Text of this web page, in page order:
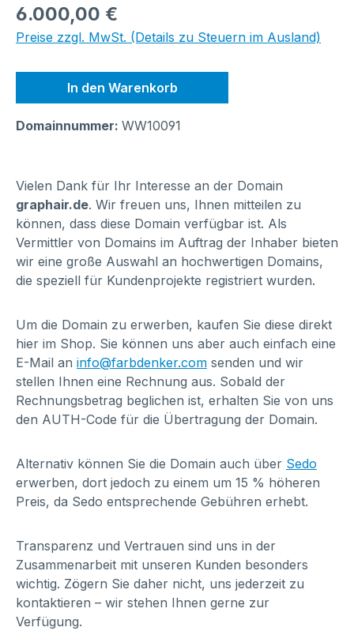
Regulärer Preis:
6.000,00 €
Preise zzgl. MwSt. (Details zu Steuern im Ausland)
In den Warenkorb
Domainnummer: WW10091
Vielen Dank für Ihr Interesse an der Domain
graphair.de. Wir freuen uns, Ihnen mitteilen zu
können, dass diese Domain verfügbar ist. Als
Vermittler von Domains im Auftrag der Inhaber bieten
wir eine große Auswahl an hochwertigen Domains,
die speziell für Kundenprojekte registriert wurden.
Um die Domain zu erwerben, kaufen Sie diese direkt
hier im Shop. Sie können uns aber auch einfach eine
E-Mail an info@farbdenker.com senden und wir
stellen Ihnen eine Rechnung aus. Sobald der
Rechnungsbetrag beglichen ist, erhalten Sie von uns
den AUTH-Code für die Übertragung der Domain.
Alternativ können Sie die Domain auch über Sedo
erwerben, dort jedoch zu einem um 15 % höheren
Preis, da Sedo entsprechende Gebühren erhebt.
Transparenz und Vertrauen sind uns in der
Zusammenarbeit mit unseren Kunden besonders
wichtig. Zögern Sie daher nicht, uns jederzeit zu
kontaktieren – wir stehen Ihnen gerne zur
Verfügung.